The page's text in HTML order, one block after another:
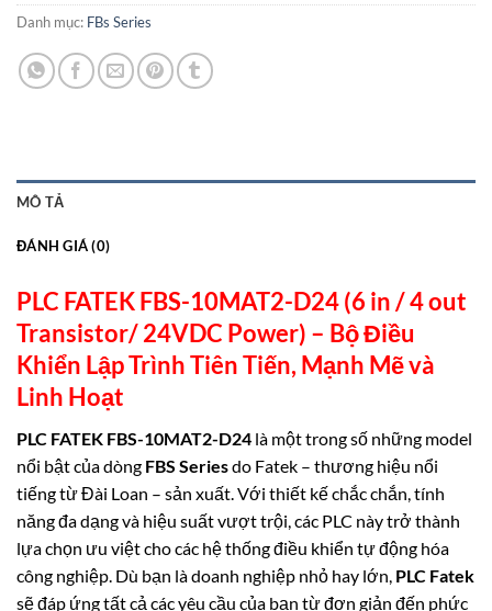
Danh mục: FBs Series
MÔ TẢ
ĐÁNH GIÁ (0)
PLC FATEK FBS-10MAT2-D24 (6 in / 4 out
Transistor/ 24VDC Power) – Bộ Điều
Khiển Lập Trình Tiên Tiến, Mạnh Mẽ và
Linh Hoạt
PLC FATEK FBS-10MAT2-D24 là một trong số những model
nổi bật của dòng FBS Seriesdo Fatek – thương hiệu nổi
tiếng từ Đài Loan – sản xuất. Với thiết kế chắc chắn, tính
năng đa dạng và hiệu suất vượt trội, các PLC này trở thành
lựa chọn ưu việt cho các hệ thống điều khiển tự động hóa
công nghiệp. Dù bạn là doanh nghiệp nhỏ hay lớn, PLC Fatek
sẽ đáp ứng tất cả các yêu cầu của bạn từ đơn giản đến phức